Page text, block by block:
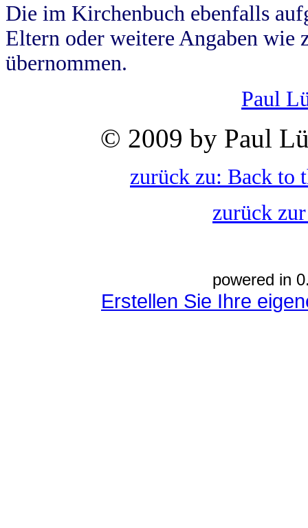
Die im Kirchenbuch ebenfalls
Eltern oder weitere Angaben wie
übernommen.
Paul
© 2009 by Paul
zurück zu: Back to
zurück
powered in
Erstellen Sie Ihre